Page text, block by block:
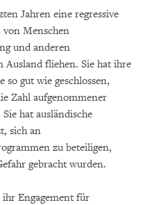
Jahren eine regressive
von Menschen
und anderen
Ausland fliehen. Sie hat ihre
so gut wie geschlossen,
Zahl aufgenommener
hat ausländische
sich an
zu beteiligen,
gebracht wurden.
Engagement für